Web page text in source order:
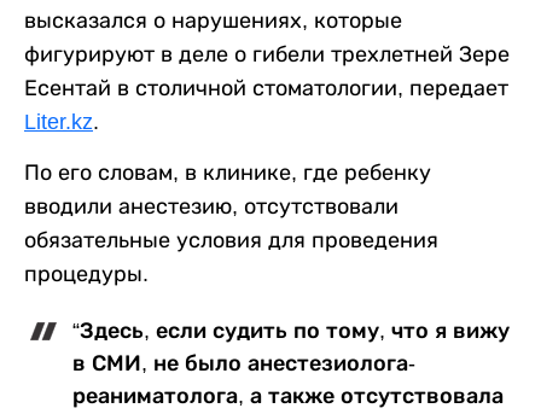
высказался о нарушениях, которые
фигурируют в деле о гибели трехлетней Зере
Есентай в столичной стоматологии, передает
Liter.kz.
По его словам, в клинике, где ребенку
вводили анестезию, отсутствовали
обязательные условия для проведения
процедуры.
“Здесь, если судить по тому, что я вижу
в СМИ, не было анестезиолога-
реаниматолога, а также отсутствовала